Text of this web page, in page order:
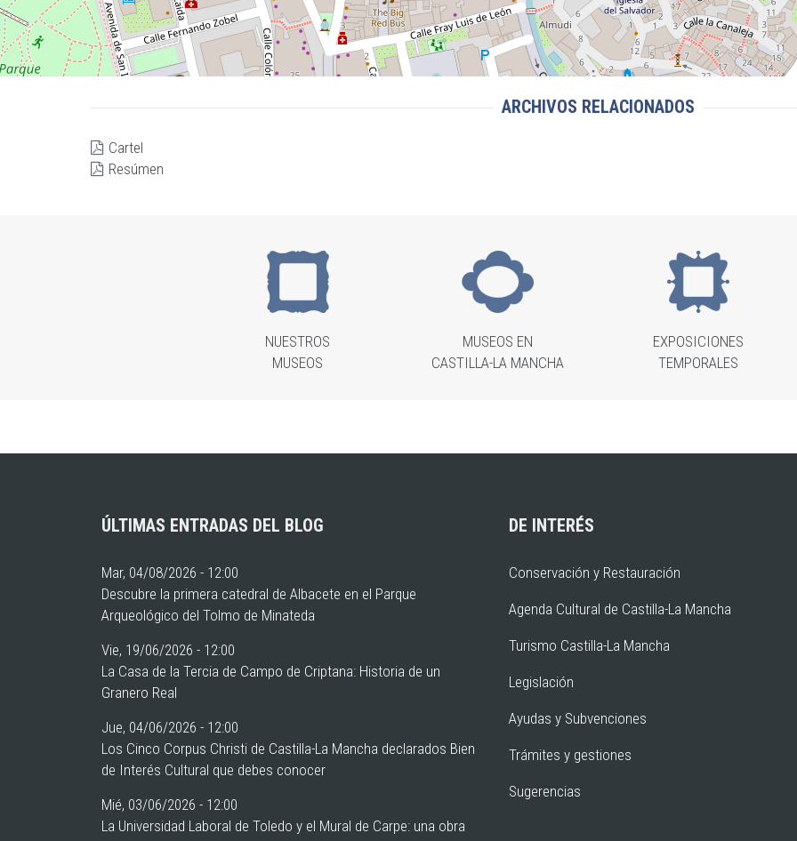
ARCHIVOS RELACIONADOS
Cartel
Resúmen
NUESTROS
MUSEOS
MUSEOS EN
CASTILLA-LA MANCHA
EXPOSICIONES
TEMPORALES
ÚLTIMAS ENTRADAS DEL BLOG
Mar, 04/08/2026 - 12:00
Descubre la primera catedral de Albacete en el Parque
Arqueológico del Tolmo de Minateda
Vie, 19/06/2026 - 12:00
La Casa de la Tercia de Campo de Criptana: Historia de un
Granero Real
Jue, 04/06/2026 - 12:00
Los Cinco Corpus Christi de Castilla-La Mancha declarados Bien
de Interés Cultural que debes conocer
Mié, 03/06/2026 - 12:00
La Universidad Laboral de Toledo y el Mural de Carpe: una obra
DE INTERÉS
Conservación y Restauración
Agenda Cultural de Castilla-La Mancha
Turismo Castilla-La Mancha
Legislación
Ayudas y Subvenciones
Trámites y gestiones
Sugerencias